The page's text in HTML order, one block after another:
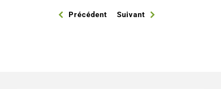
Précédent Suivant